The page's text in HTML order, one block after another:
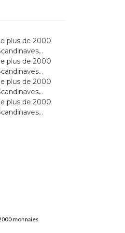
monnaies